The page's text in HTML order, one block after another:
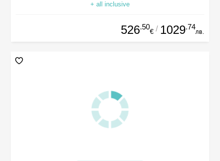
+ all inclusive
526.50
€ / 1029.74
лв.